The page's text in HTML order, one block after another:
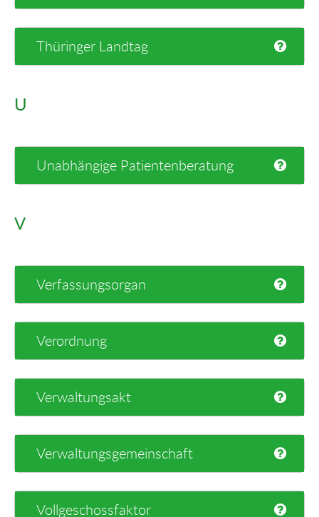
Thüringer Landtag
U
Unabhängige Patientenberatung
V
Verfassungsorgan
Verordnung
Verwaltungsakt
Verwaltungsgemeinschaft
Vollgeschossfaktor